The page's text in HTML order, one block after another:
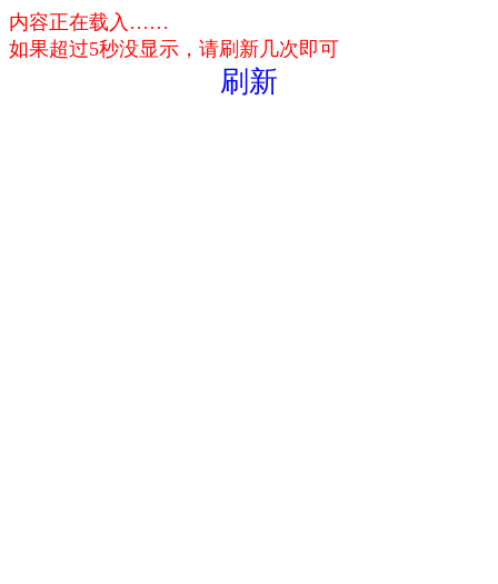
内容正在载入……
如果超过5秒没显示，请刷新几次即可
刷新